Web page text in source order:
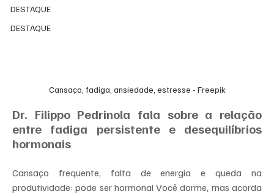
DESTAQUE
DESTAQUE
Cansaço, fadiga, ansiedade, estresse - Freepik
Dr. Filippo Pedrinola fala sobre a relação
entre fadiga persistente e desequilíbrios
hormonais
Cansaço frequente, falta de energia e queda na
produtividade: pode ser hormonal Você dorme, mas acorda